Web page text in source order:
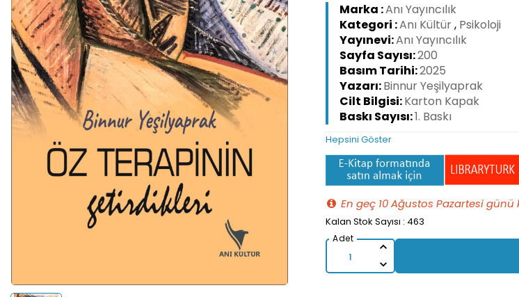
Marka :Anı Yayıncılık
Kategori :Anı Kültür, Psikoloji
Yayınevi:Anı Yayıncılık
Sayfa Sayısı:200
Basım Tarihi:2025
Yazarı:Binnur Yeşilyaprak
Cilt Bilgisi:Karton Kapak
Baskı Sayısı:1. Baskı
Hepsini Göster
En geç 10 Ağustos Pazartesi
Kalan Stok Sayısı : 463